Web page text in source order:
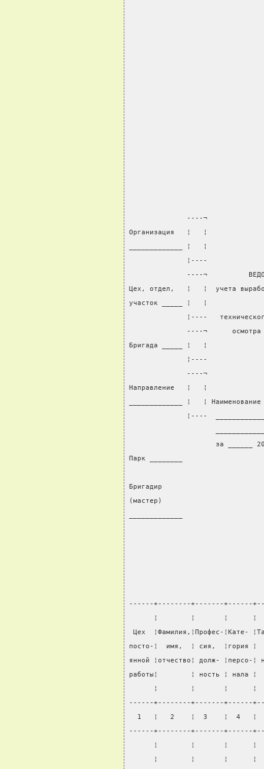
              ----¬
Организация   ¦   ¦
_____________ ¦   ¦
              ¦----
----¬
Цех, отдел,   ¦   ¦  учета
участок _____ ¦   ¦
¦----
----¬
Бригада _____ ¦   ¦
¦----
----¬
Направление   ¦   ¦
_____________ ¦   ¦
¦----
за ______
Парк ________
Бригадир
(мастер)
------+--------+-------+------
¦        ¦       ¦      ¦
Цех  ¦Фамилия,¦Профес-
посто-¦  имя,  ¦ сия,  ¦гория
янной ¦отчество¦ долж- ¦персо-¦
работы¦        ¦ ность ¦ нала
¦        ¦       ¦      ¦
------+--------+-------+------
1   ¦   2    ¦  3    ¦  4   ¦
------+--------+-------+------
¦        ¦       ¦      ¦
¦        ¦       ¦      ¦